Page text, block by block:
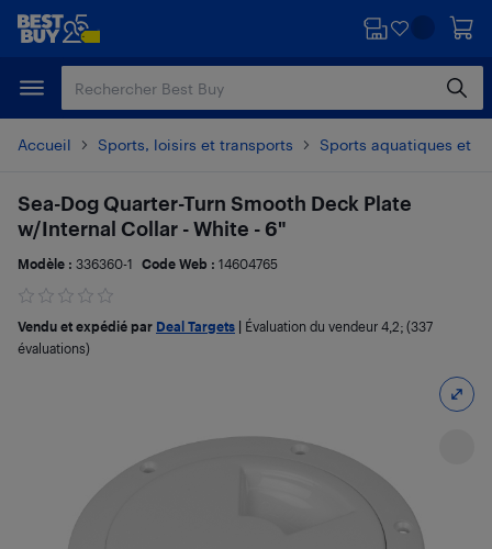
Passer
principal
Passer
Accueil Sports, loisirs et transports Sports aquatiques et
Sea-Dog Quarter-Turn Smooth Deck Plate
w/Internal Collar - White - 6"
Modèle : 336360-1 Code Web : 14604765
Vendu et expédié par Deal Targets Évaluation du vendeur 4,2; (337
évaluations)